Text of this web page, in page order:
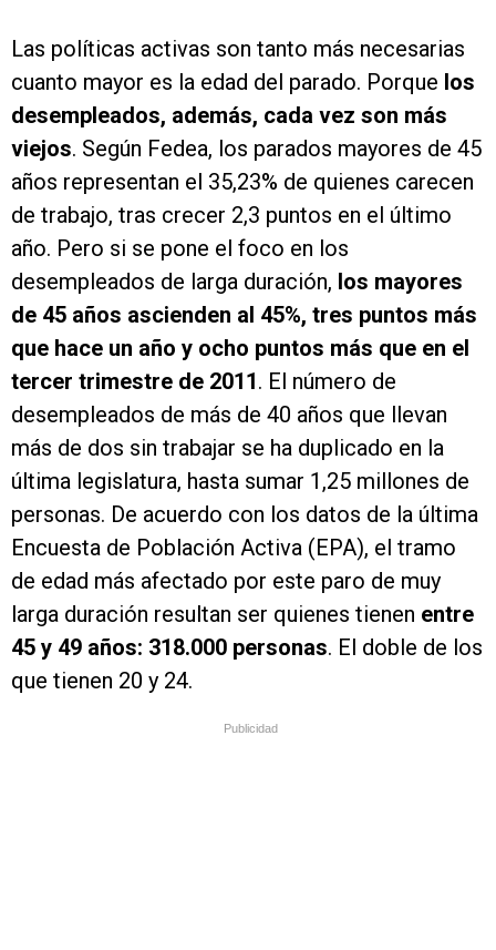
Las políticas activas son tanto más necesarias
cuanto mayor es la edad del parado. Porque los
desempleados, además, cada vez son más
viejos. Según Fedea, los parados mayores de 45
años representan el 35,23% de quienes carecen
de trabajo, tras crecer 2,3 puntos en el último
año. Pero si se pone el foco en los
desempleados de larga duración, los mayores
de 45 años ascienden al 45%, tres puntos más
que hace un año y ocho puntos más que en el
tercer trimestre de 2011. El número de
desempleados de más de 40 años que llevan
más de dos sin trabajar se ha duplicado en la
última legislatura, hasta sumar 1,25 millones de
personas. De acuerdo con los datos de la última
Encuesta de Población Activa (EPA), el tramo
de edad más afectado por este paro de muy
larga duración resultan ser quienes tienen entre
45 y 49 años: 318.000 personas. El doble de los
que tienen 20 y 24.
Publicidad